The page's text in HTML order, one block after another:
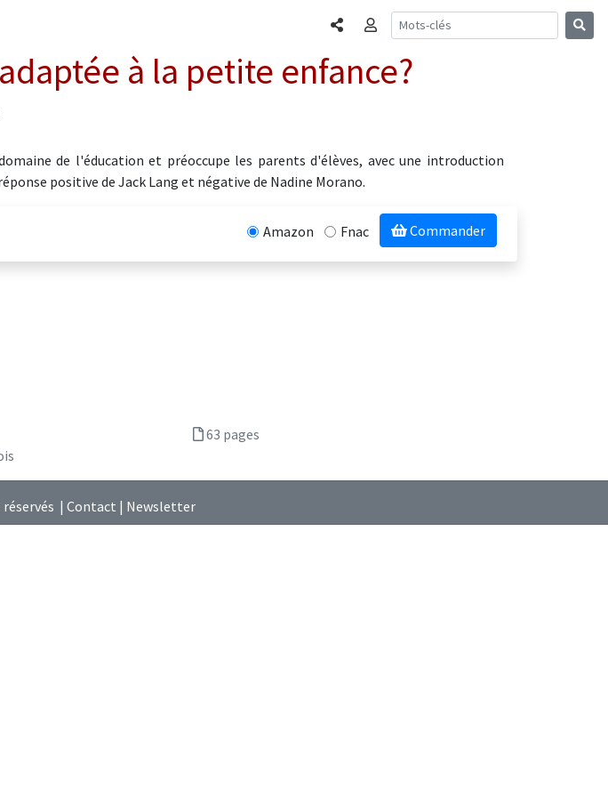
PartagerConnexion
à la petite enfance?
de l'éducation et préoccupe les parents d'élèves, avec une introduction
positive de Jack Lang et négative de Nadine Morano.
Amazon Fnac Commander
63 pages
| Contact | Newsletter